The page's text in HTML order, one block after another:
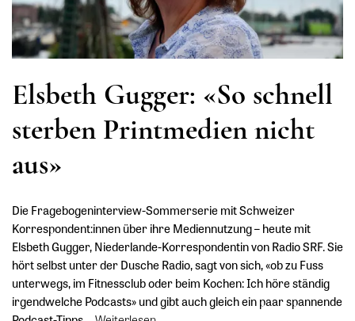
Elsbeth Gugger: «So schnell
sterben Printmedien nicht
aus»
Die Fragebogeninterview-Sommerserie mit Schweizer
Korrespondent:innen über ihre Mediennutzung – heute mit
Elsbeth Gugger, Niederlande-Korrespondentin von Radio SRF. Sie
hört selbst unter der Dusche Radio, sagt von sich, «ob zu Fuss
unterwegs, im Fitnessclub oder beim Kochen: Ich höre ständig
irgendwelche Podcasts» und gibt auch gleich ein paar spannende